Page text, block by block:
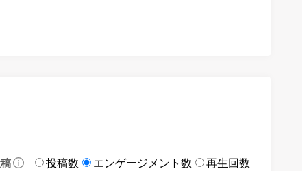
投稿数 エンゲージメント数 再生回数